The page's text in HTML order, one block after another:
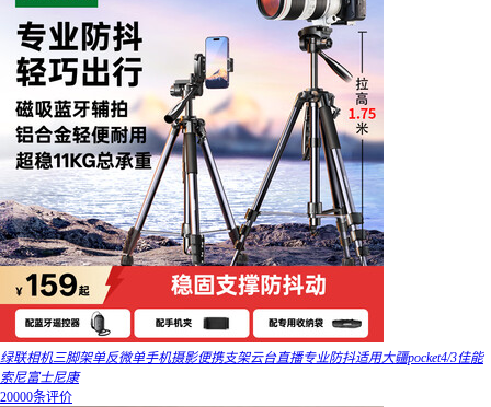
绿联相机三脚架单反微单手机摄影便携支架云台直播专业防抖适用大疆pocket4/3佳能
索尼富士尼康
20000条评价